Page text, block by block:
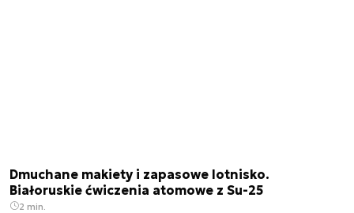
Dmuchane makiety i zapasowe lotnisko.
Białoruskie ćwiczenia atomowe z Su-25
2 min.